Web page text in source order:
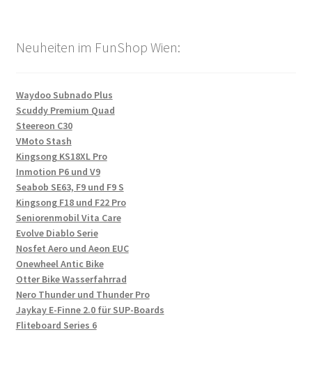
Neuheiten im FunShop Wien:
Waydoo Subnado Plus
Scuddy Premium Quad
Steereon C30
VMoto Stash
Kingsong KS18XL Pro
Inmotion P6 und V9
Seabob SE63, F9 und F9 S
Kingsong F18 und F22 Pro
Seniorenmobil Vita Care
Evolve Diablo Serie
Nosfet Aero und Aeon EUC
Onewheel Antic Bike
Otter Bike Wasserfahrrad
Nero Thunder und Thunder Pro
Jaykay E-Finne 2.0 für SUP-Boards
Fliteboard Series 6